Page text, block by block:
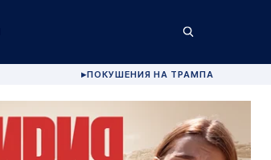
▶ПОКУШЕНИЯ НА ТРАМПА